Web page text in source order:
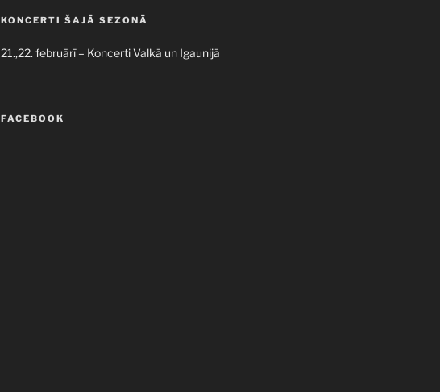
KONCERTI ŠAJĀ SEZONĀ
21.,22. februārī – Koncerti Valkā un Igaunijā
FACEBOOK